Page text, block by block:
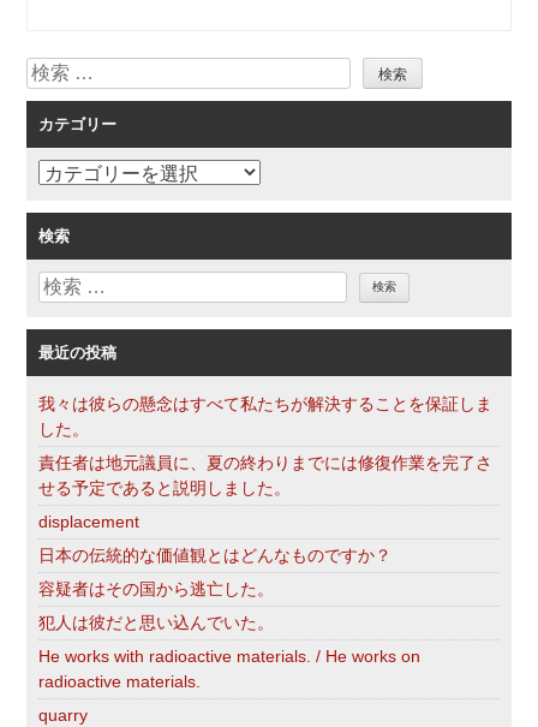
シ
ョ
ン
検
索
カテゴリー
カ
ゴ
リ
ー
検索
検
最近の投稿
我々は彼らの懸念はすべて私たちが解決することを保証しま
した。
責任者は地元議員に、夏の終わりまでには修復作業を完了さ
せる予定であると説明しました。
displacement
日本の伝統的な価値観とはどんなものですか？
容疑者はその国から逃亡した。
犯人は彼だと思い込んでいた。
He works with radioactive materials. / He works on
radioactive materials.
quarry